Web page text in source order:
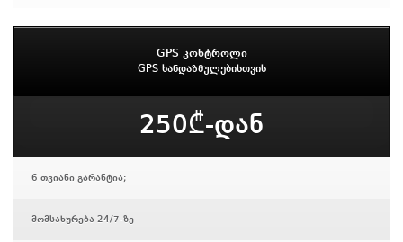
GPS კონტროლი
GPS ხანდაზმულებისთვის
250₾-დან
6 თვიანი გარანტია;
მომსახურება 24/7-ზე